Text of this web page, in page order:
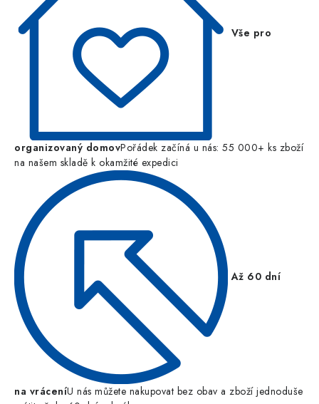
Vše pro
organizovaný domovPořádek začíná u nás: 55 000+ ks zboží
na našem skladě k okamžité expedici
Až 60 dní
na vráceníU nás můžete nakupovat bez obav a zboží jednoduše